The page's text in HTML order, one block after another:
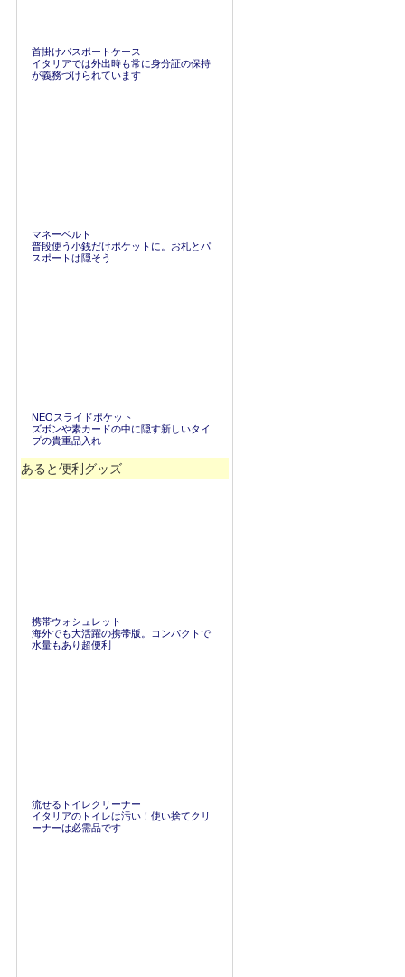
首掛けパスポートケース
イタリアでは外出時も常に身分証の保持
が義務づけられています
マネーベルト
普段使う小銭だけポケットに。お札とパ
スポートは隠そう
NEOスライドポケット
ズボンや素カードの中に隠す新しいタイ
プの貴重品入れ
あると便利グッズ
携帯ウォシュレット
海外でも大活躍の携帯版。コンパクトで
水量もあり超便利
流せるトイレクリーナー
イタリアのトイレは汚い！使い捨てクリ
ーナーは必需品です